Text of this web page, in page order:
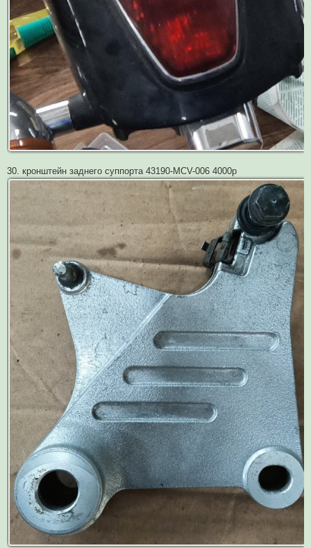
30. кронштейн заднего суппорта 43190-MCV-006 4000р